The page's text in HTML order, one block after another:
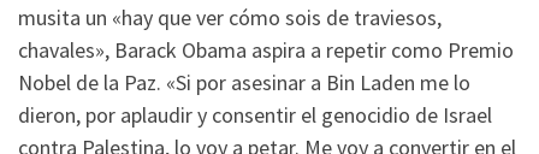
musita un «hay que ver cómo sois de traviesos,
chavales», Barack Obama aspira a repetir como Premio
Nobel de la Paz. «Si por asesinar a Bin Laden me lo
dieron, por aplaudir y consentir el genocidio de Israel
contra Palestina, lo voy a petar. Me voy a convertir en el